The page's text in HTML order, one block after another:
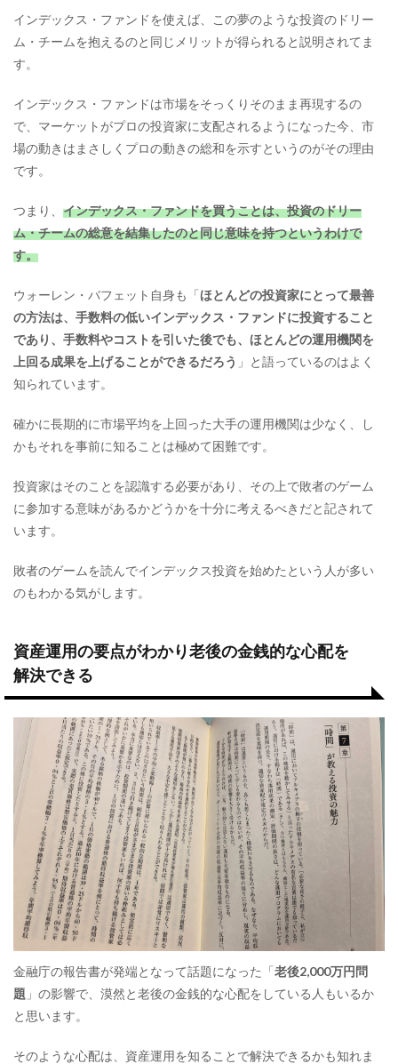
インデックス・ファンドを使えば、この夢のような投資のドリー
ム・チームを抱えるのと同じメリットが得られると説明されてま
す。
インデックス・ファンドは市場をそっくりそのまま再現するの
で、マーケットがプロの投資家に支配されるようになった今、市
場の動きはまさしくプロの動きの総和を示すというのがその理由
です。
つまり、 インデックス・ファンドを買うことは、投資のドリー
ム・チームの総意を結集したのと同じ意味を持つというわけで
す。
ウォーレン・バフェット自身も「ほとんどの投資家にとって最善
の方法は、手数料の低いインデックス・ファンドに投資すること
であり、手数料やコストを引いた後でも、ほとんどの運用機関を
上回る成果を上げることができるだろう 」と語っているのはよく
知られています。
確かに長期的に市場平均を上回った大手の運用機関は少なく、し
かもそれを事前に知ることは極めて困難です。
投資家はそのことを認識する必要があり、その上で敗者のゲーム
に参加する意味があるかどうかを十分に考えるべきだと記されて
います。
敗者のゲームを読んでインデックス投資を始めたという人が多い
のもわかる気がします。
資産運用の要点がわかり老後の金銭的な心配を
解決できる
金融庁の報告書が発端となって話題になった「老後2,000万円問
題 」の影響で、漠然と老後の金銭的な心配をしている人もいるか
と思います。
そのような心配は、資産運用を知ることで解決できるかも知れま